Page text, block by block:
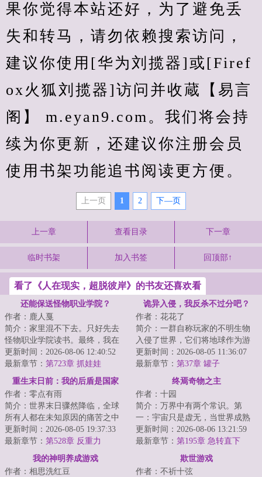
果你觉得本站还好，为了避免丢
失和转马，请勿依赖搜索访问，
建议你使用[华为刘揽器]或[Firef
ox火狐刘揽器]访问并收蔵【易言
阁】 m.eyan9.com。我们将会持
续为你更新，还建议你注册会员
使用书架功能追书阅读更方便。
上一页 1 2 下—页
上一章 查看目录 下一章
临时书架 加入书签 回顶部↑
看了《人在现实，超脱彼岸》的书友还喜欢看
还能保送怪物职业学院？
作者：鹿人戛
简介：家里混不下去。只好先去
怪物职业学院读书。最终，我在
大家一声声天才的称赞中迷失了
自己，走上了不...
更新时间：2026-08-06 12:40:52
最新章节： 第723章 抓娃娃
诡异入侵，我反杀不过分吧？
作者：花花了
简介：一群自称玩家的不明生物
入侵了世界，它们将地球作为游
戏场地，展开一场争夺卡牌的游
戏。风翎意外获...
更新时间：2026-08-05 11:36:07
最新章节： 第37章 罐子
重生末日前：我的后盾是国家
作者：零点有雨
简介：世界末日骤然降临，全球
所有人都在未知原因的痛苦之中
死去。江阳醒来，发现自己竟然
重生到了末日之...
更新时间：2026-08-05 19:37:33
最新章节： 第528章 反重力
终焉奇物之主
作者：十园
简介：万界中有两个常识。第
一：宇宙只是虚无，当世界成熟
后，将会无可避免地坠入母河，
往终焉而去。届时...
更新时间：2026-08-06 13:21:59
最新章节： 第195章 急转直下
我的神明养成游戏
作者：相思洗红豆
欺世游戏
作者：不祈十弦